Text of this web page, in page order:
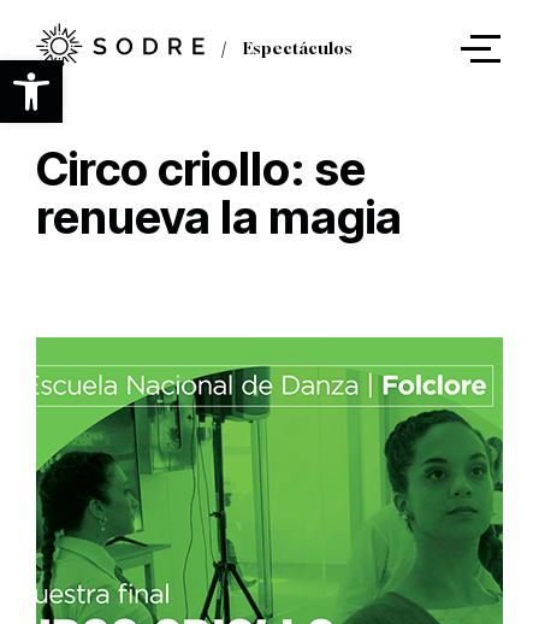
Abrir barra de herramientas
contenido
principal
Espectáculos
Circo criollo: se
renueva la magia